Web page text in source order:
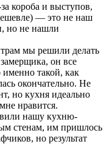
короба и выступов,
— это не наш
но не нашли
мы решили делать
он все
такой, как
окончательно. Не
но кухня идеально
нравится.
нашу кухню-
стенам, им пришлось
но результат